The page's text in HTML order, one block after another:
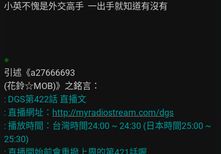
小英不愧是外交高手  一出手就知道有沒有
引述《a27666693
: DGS第422話 直播文
: 直播網址： http://myradiostream.com/dgs
: 播放時間：台灣時間24:00 ~ 24:30 (日本時間25:00 ~
25:30)